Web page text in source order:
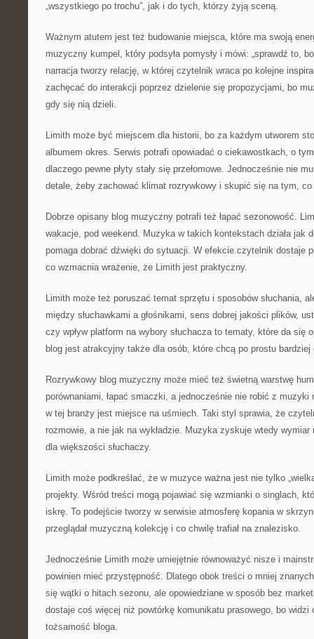
„wszystkiego po trochu”, jak i do tych, którzy żyją sceną.
Ważnym atutem jest też budowanie miejsca, które ma swoją
muzyczny kumpel, który podsyła pomysły i mówi: „sprawdź to,
narracja tworzy relację, w której czytelnik wraca po kolejne
zachęcać do interakcji poprzez dzielenie się propozycjami, bo
gdy się nią dzieli.
Limith może być miejscem dla historii, bo za każdym utworem
albumem okres. Serwis potrafi opowiadać o ciekawostkach, o
dlaczego pewne płyty stały się przełomowe. Jednocześnie nie
detale, żeby zachować klimat rozrywkowy i skupić się na tym,
Dobrze opisany blog muzyczny potrafi też łapać sezonowość.
wakacje, pod weekend. Muzyka w takich kontekstach działa jak
pomaga dobrać dźwięki do sytuacji. W efekcie czytelnik dostaje
co wzmacnia wrażenie, że Limith jest praktyczny.
Limith może też poruszać temat sprzętu i sposobów słuchania,
między słuchawkami a głośnikami, sens dobrej jakości plików,
czy wpływ platform na wybory słuchacza to tematy, które da się
blog jest atrakcyjny także dla osób, które chcą po prostu bardziej
Rozrywkowy blog muzyczny może mieć też świetną warstwę
porównaniami, łapać smaczki, a jednocześnie nie robić z
w tej branży jest miejsce na uśmiech. Taki styl sprawia, że
rozmowie, a nie jak na wykładzie. Muzyka zyskuje wtedy
dla większości słuchaczy.
Limith może podkreślać, że w muzyce ważna jest nie tylko
projekty. Wśród treści mogą pojawiać się wzmianki o singlach,
iskrę. To podejście tworzy w serwisie atmosferę kopania w
przeglądał muzyczną kolekcję i co chwilę trafiał na znalezisko.
Jednocześnie Limith może umiejętnie równoważyć nisze i
powinien mieć przystępność. Dlatego obok treści o mniej
się wątki o hitach sezonu, ale opowiedziane w sposób bez
dostaje coś więcej niż powtórkę komunikatu prasowego, bo widzi
tożsamość bloga.